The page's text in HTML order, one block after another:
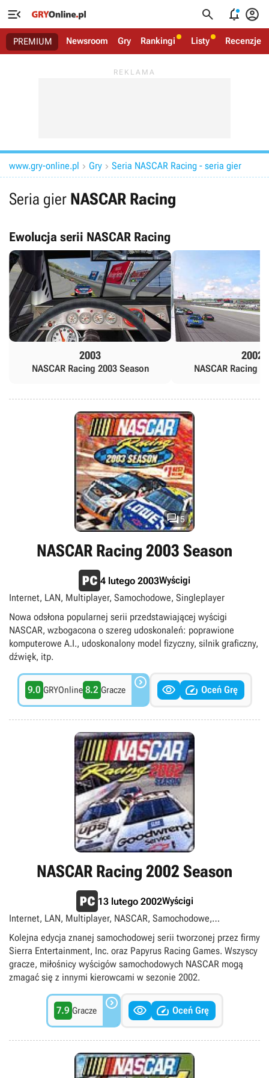
   
PREMIUM Newsroom Gry Rankingi Listy Recenzje
www.gry-online.pl  Gry  Seria NASCAR Racing - seria gier
Seria gier NASCAR Racing
Ewolucja serii NASCAR Racing
2003
NASCAR Racing 2003 Season
2002
NASCAR Racing
5
NASCAR Racing 2003 Season
4 lutego 2003Wyścigi
Internet, LAN, Multiplayer, Samochodowe, Singleplayer
Nowa odsłona popularnej serii przedstawiającej wyścigi
NASCAR, wzbogacona o szereg udoskonaleń: poprawione
komputerowe A.I., udoskonalony model fizyczny, silnik graficzny,
dźwięk, itp.
9.0 GRYOnline 8.2 Gracze    Oceń Grę
NASCAR Racing 2002 Season
13 lutego 2002Wyścigi
Internet, LAN, Multiplayer, NASCAR, Samochodowe,
Singleplayer
Kolejna edycja znanej samochodowej serii tworzonej przez firmy
Sierra Entertainment, Inc. oraz Papyrus Racing Games. Wszyscy
gracze, miłośnicy wyścigów samochodowych NASCAR mogą
zmagać się z innymi kierowcami w sezonie 2002.
7.9 Gracze    Oceń Grę